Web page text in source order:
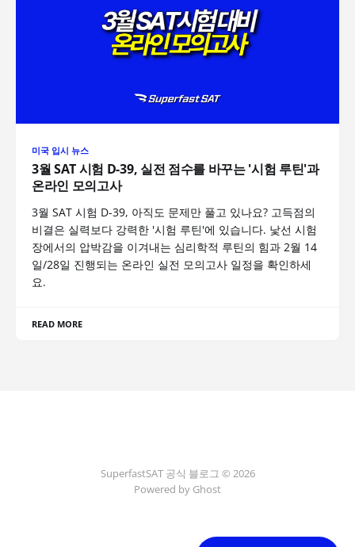
미국 입시 뉴스
3월 SAT 시험 D-39, 실전 점수를 바꾸는 '시험 루틴'과
온라인 모의고사
3월 SAT 시험 D-39, 아직도 문제만 풀고 있나요? 고득점의
비결은 실력보다 강력한 '시험 루틴'에 있습니다. 낯선 시험
장에서의 압박감을 이겨내는 심리학적 루틴의 힘과 2월 14
일/28일 진행되는 온라인 실전 모의고사 일정을 확인하세
요.
READ MORE
SuperfastSAT 공식 블로그 © 2026
Powered by Ghost